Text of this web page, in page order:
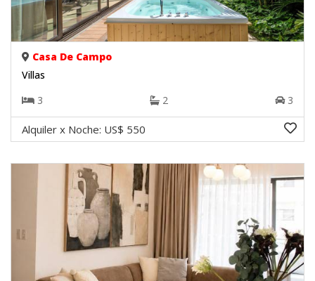
Casa De Campo
Villas
3
2 3
Alquiler x Noche: US$ 550